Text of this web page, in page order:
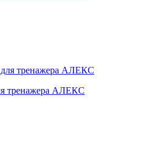
тренажера АЛЕКС